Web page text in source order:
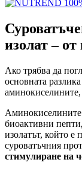
изолат –
Ако трябва да
основната
аминокиселините,
Аминокиселините
биоактивни
изолатът, който е
суроватъчния
стимулиране на